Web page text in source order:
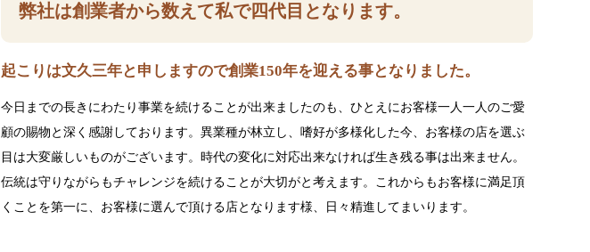
弊社は創業者から数えて私で四代目となります。
起こりは文久三年と申しますので創業150年を迎える事となりました。
今日までの長きにわたり事業を続けることが出来ましたのも、ひとえにお客様一人一人のご愛
顧の賜物と深く感謝しております。異業種が林立し、嗜好が多様化した今、お客様の店を選ぶ
目は大変厳しいものがございます。時代の変化に対応出来なければ生き残る事は出来ません。
伝統は守りながらもチャレンジを続けることが大切がと考えます。これからもお客様に満足頂
くことを第一に、お客様に選んで頂ける店となります様、日々精進してまいります。